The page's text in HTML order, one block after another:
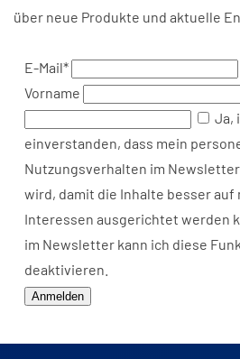
über neue Produkte und aktuelle
E-Mail*
Vorname
Ja,
einverstanden, dass mein
Nutzungsverhalten im
wird, damit die Inhalte besser
Interessen ausgerichtet werden
im Newsletter kann ich diese
deaktivieren.
Anmelden